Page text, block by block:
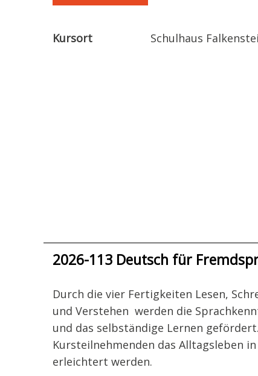
Kursort Schulhaus
2026-113 Deutsch für
Durch die vier Fertigkeiten Lesen,
und Verstehen werden die
und das selbständige Lernen
Kursteilnehmenden das Alltagsleben in
erleichtert werden.